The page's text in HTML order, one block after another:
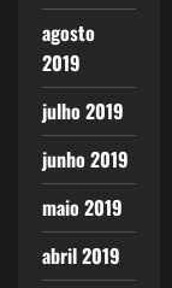
agosto
2019
julho 2019
junho 2019
maio 2019
abril 2019